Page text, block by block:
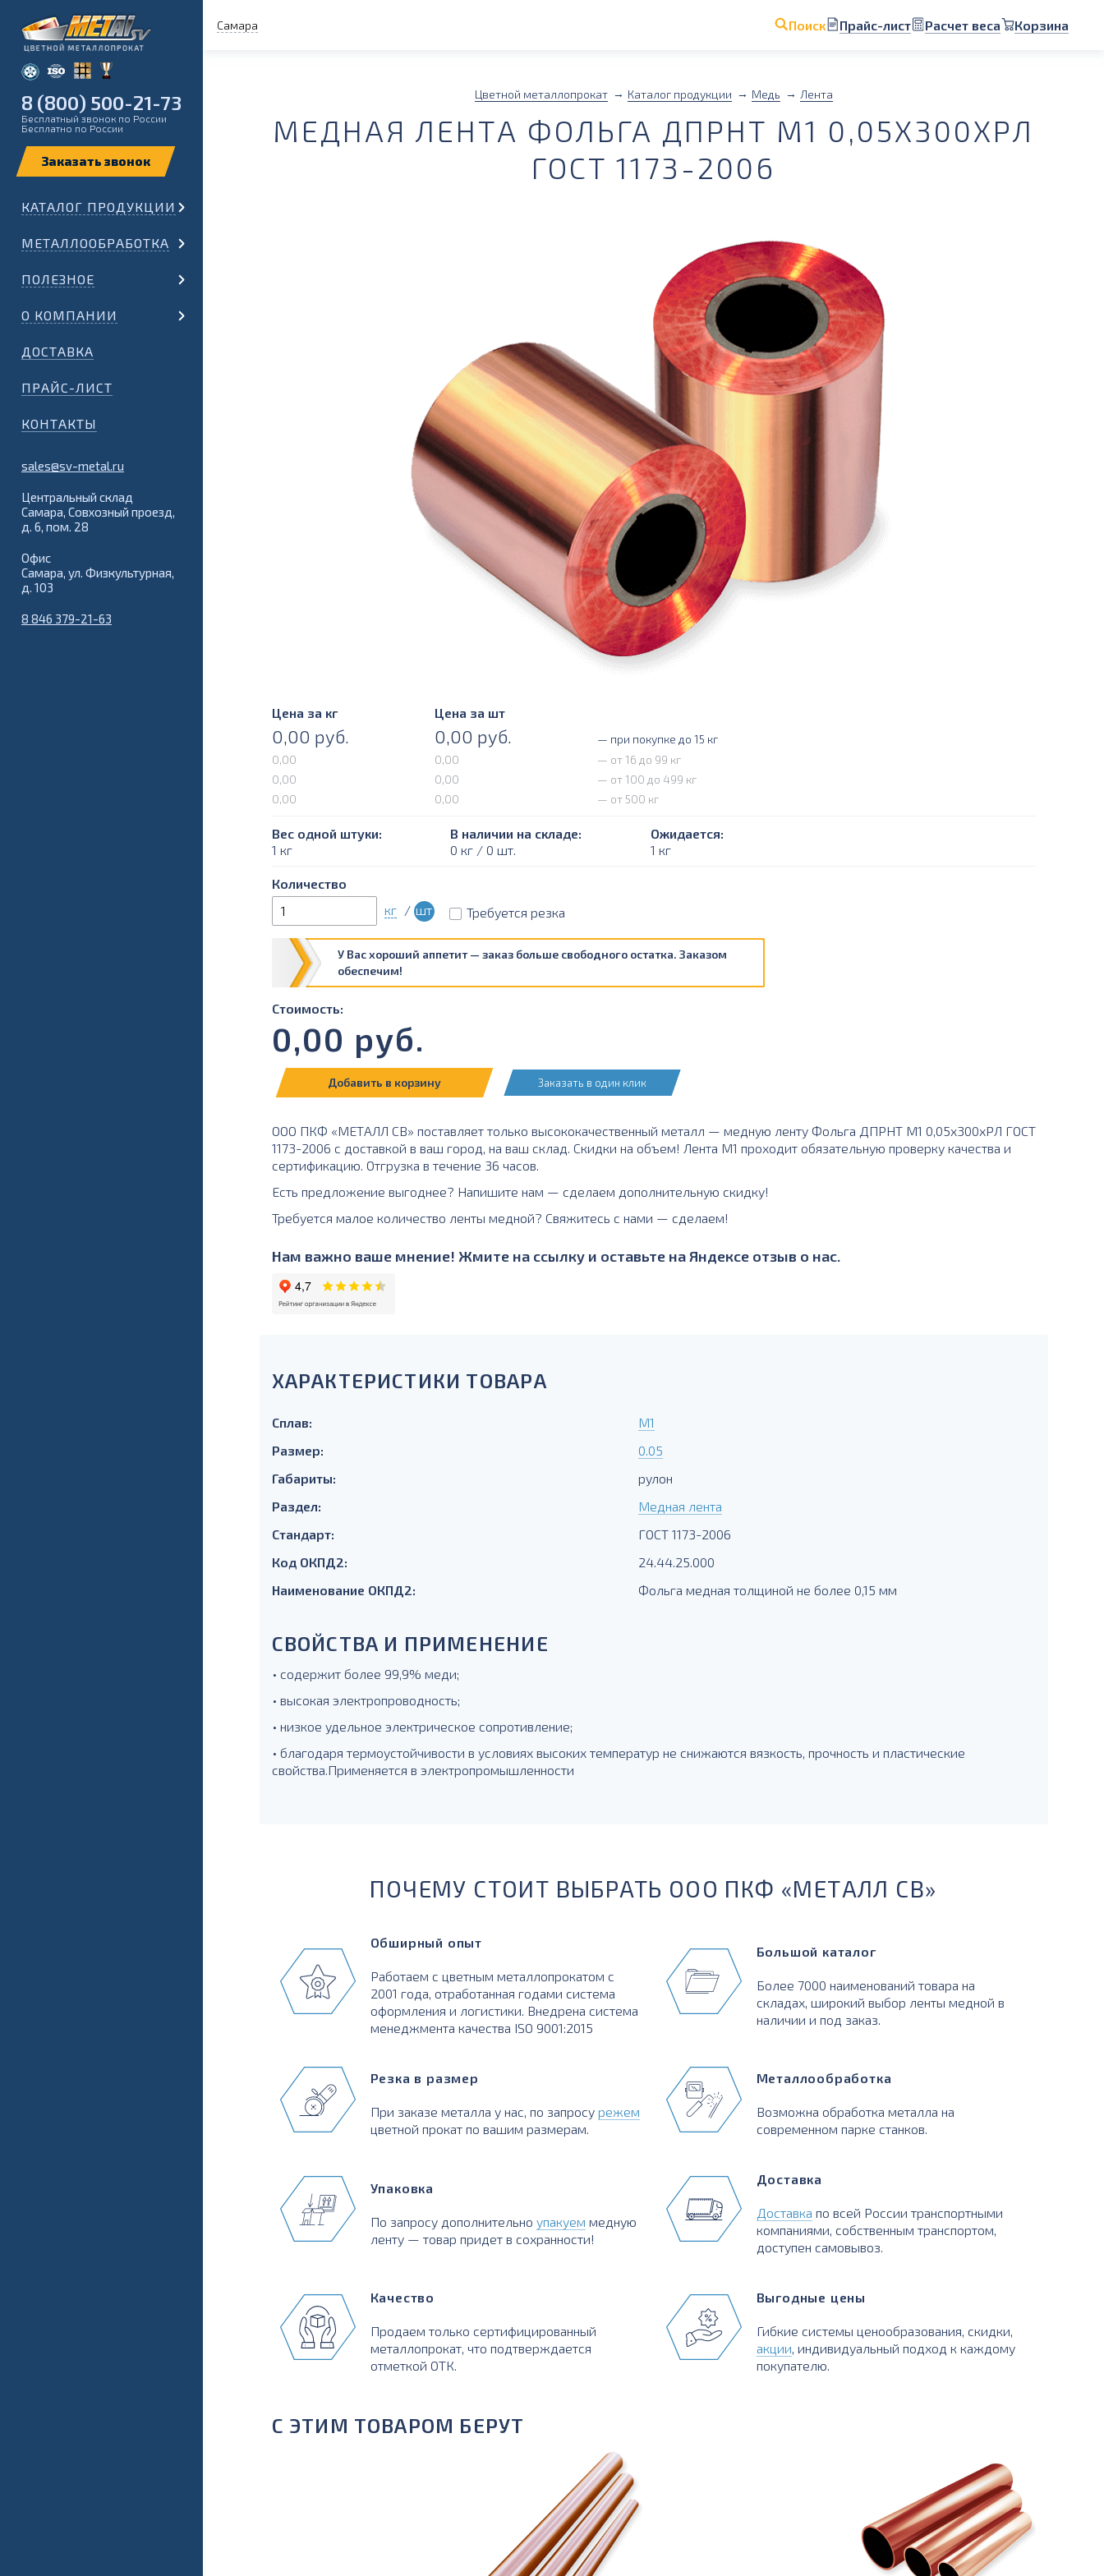
Самара Поиск Прайс-лист Расчет веса Корзина
8 (800) 500-21-73
Бесплатный звонок по России
Бесплатно по России
КАТАЛОГ ПРОДУКЦИИ
МЕТАЛЛООБРАБОТКА
ПОЛЕЗНОЕ
О КОМПАНИИ
ДОСТАВКА
ПРАЙС-ЛИСТ
КОНТАКТЫ
sales@sv-metal.ru
Центральный склад
Самара, Совхозный проезд,
д. 6, пом. 28
Офис
Самара, ул. Физкультурная,
д. 103
8 846 379-21-63
Цветной металлопрокат Каталог продукции Медь Лента
МЕДНАЯ ЛЕНТА ФОЛЬГА ДПРНТ М1 0,05Х300ХРЛ
ГОСТ 1173-2006
Цена за кг Цена за шт
0,00 руб. 0,00 руб.
— при покупке до 15 кг
0,00
0,00
— от 16 до 99 кг
0,00
0,00
— от 100 до 499 кг
0,00
0,00 — от 500 кг
Вес одной штуки:
1 кг
В наличии на складе:
0 кг / 0 шт.
Ожидается:
1 кг
Количество
кг / шт Требуется резка
У Вас хороший аппетит — заказ больше свободного остатка. Заказом
обеспечим!
Стоимость:
0,00 руб.
Добавить в корзину Заказать в один клик
ООО ПКФ «МЕТАЛЛ СВ» поставляет только высококачественный металл — медную ленту Фольга ДПРНТ М1 0,05х300хРЛ ГОСТ
1173-2006 с доставкой в ваш город, на ваш склад. Скидки на объем! Лента М1 проходит обязательную проверку качества и
сертификацию. Отгрузка в течение 36 часов.
Есть предложение выгоднее? Напишите нам — сделаем дополнительную скидку!
Требуется малое количество ленты медной? Свяжитесь с нами — сделаем!
Нам важно ваше мнение! Жмите на ссылку и оставьте на Яндексе отзыв о нас.
ХАРАКТЕРИСТИКИ ТОВАРА
Сплав:
М1
Размер:
0.05
Габариты:
рулон
Раздел:
Медная лента
Стандарт:
ГОСТ 1173-2006
Код ОКПД2:
24.44.25.000
Наименование ОКПД2:
Фольга медная толщиной не более 0,15 мм
СВОЙСТВА И ПРИМЕНЕНИЕ
• содержит более 99,9% меди;
• высокая электропроводность;
• низкое удельное электрическое сопротивление;
• благодаря термоустойчивости в условиях высоких температур не снижаются вязкость, прочность и пластические
свойства.Применяется в электропромышленности
ПОЧЕМУ СТОИТ ВЫБРАТЬ ООО ПКФ «МЕТАЛЛ СВ»
Обширный опыт
Работаем с цветным металлопрокатом с
2001 года, отработанная годами система
оформления и логистики. Внедрена система
менеджмента качества ISO 9001:2015
Резка в размер
При заказе металла у нас, по запросу режем
цветной прокат по вашим размерам.
Упаковка
По запросу дополнительно упакуем медную
ленту — товар придет в сохранности!
Качество
Продаем только сертифицированный
металлопрокат, что подтверждается
отметкой ОТК.
Большой каталог
Более 7000 наименований товара на
складах, широкий выбор ленты медной в
наличии и под заказ.
Металлообработка
Возможна обработка металла на
современном парке станков.
Доставка
Доставка по всей России транспортными
компаниями, собственным транспортом,
доступен самовывоз.
Выгодные цены
Гибкие системы ценообразования, скидки,
акции, индивидуальный подход к каждому
покупателю.
С ЭТИМ ТОВАРОМ БЕРУТ